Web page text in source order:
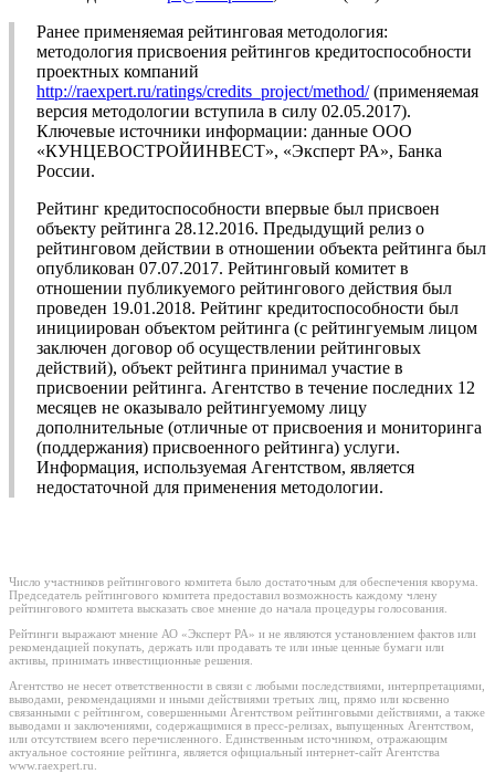
Ранее применяемая рейтинговая методология:
методология присвоения рейтингов кредитоспособности
проектных компаний
http://raexpert.ru/ratings/credits_project/method/(применяемая
версия методологии вступила в силу 02.05.2017).
Ключевые источники информации: данные ООО
«КУНЦЕВОСТРОЙИНВЕСТ», «Эксперт РА», Банка
России.
Рейтинг кредитоспособности впервые был присвоен
объекту рейтинга 28.12.2016. Предыдущий релиз о
рейтинговом действии в отношении объекта рейтинга был
опубликован 07.07.2017. Рейтинговый комитет в
отношении публикуемого рейтингового действия был
проведен 19.01.2018. Рейтинг кредитоспособности был
инициирован объектом рейтинга (с рейтингуемым лицом
заключен договор об осуществлении рейтинговых
действий), объект рейтинга принимал участие в
присвоении рейтинга. Агентство в течение последних 12
месяцев не оказывало рейтингуемому лицу
дополнительные (отличные от присвоения и мониторинга
(поддержания) присвоенного рейтинга) услуги.
Информация, используемая Агентством, является
недостаточной для применения методологии.
Число участников рейтингового комитета было достаточным для обеспечения кворума.
Председатель рейтингового комитета предоставил возможность каждому члену
рейтингового комитета высказать свое мнение до начала процедуры голосования.
Рейтинги выражают мнение АО «Эксперт РА» и не являются установлением фактов или
рекомендацией покупать, держать или продавать те или иные ценные бумаги или
активы, принимать инвестиционные решения.
Агентство не несет ответственности в связи с любыми последствиями, интерпретациями,
выводами, рекомендациями и иными действиями третьих лиц, прямо или косвенно
связанными с рейтингом, совершенными Агентством рейтинговыми действиями, а также
выводами и заключениями, содержащимися в пресс-релизах, выпущенных Агентством,
или отсутствием всего перечисленного. Единственным источником, отражающим
актуальное состояние рейтинга, является официальный интернет-сайт Агентства
www.raexpert.ru.